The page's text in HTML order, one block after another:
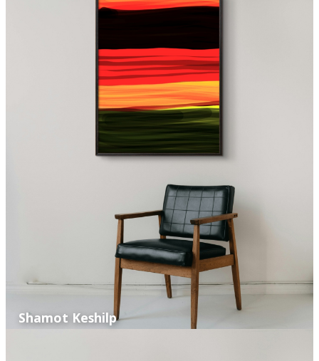
Shamot Keshilp